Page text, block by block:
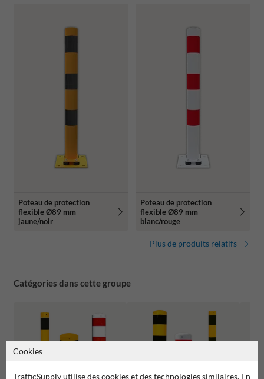
Poteau de protection
flexible Ø89 mm
jaune/noir
Poteau de protection
flexible Ø89 mm
blanc/rouge
Plus de produits relatifs
Catégories dans cette groupe
Cookies
TrafficSupply utilise des cookies et des technologies similaires. En